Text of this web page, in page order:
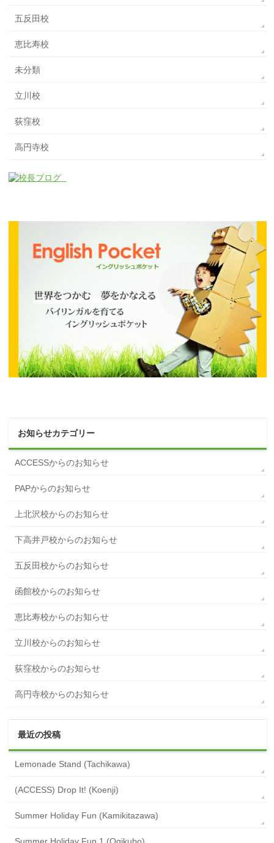
五反田校
恵比寿校
未分類
立川校
荻窪校
高円寺校
お知らせカテゴリー
ACCESSからのお知らせ
PAPからのお知らせ
上北沢校からのお知らせ
下高井戸校からのお知らせ
五反田校からのお知らせ
函館校からのお知らせ
恵比寿校からのお知らせ
立川校からのお知らせ
荻窪校からのお知らせ
高円寺校からのお知らせ
最近の投稿
Lemonade Stand (Tachikawa)
(ACCESS) Drop It! (Koenji)
Summer Holiday Fun (Kamikitazawa)
Summer Holiday Fun 1 (Ogikubo)